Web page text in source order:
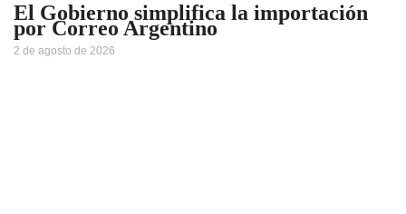
El Gobierno simplifica la importación
por Correo Argentino
2 de agosto de 2026